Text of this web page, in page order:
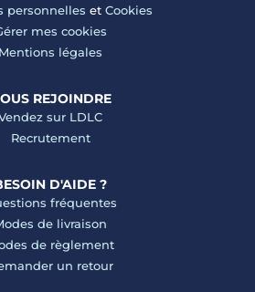
personnelles et Cookies
mes cookies
Mentions légales
REJOINDRE
sur LDLC
Recrutement
D'AIDE ?
fréquentes
de livraison
de règlement
un retour